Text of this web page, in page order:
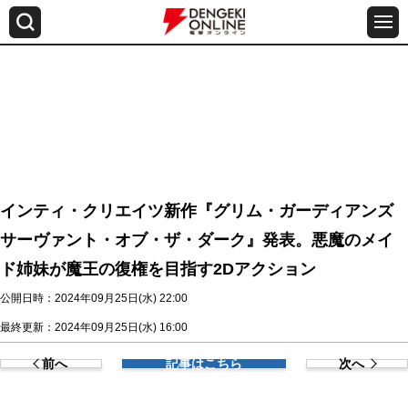
インティ・クリエイツ新作『グリム・ガーディアンズ
サーヴァント・オブ・ザ・ダーク』発表。悪魔のメイ
ド姉妹が魔王の復権を目指す2Dアクション
公開日時：2024年09月25日(水) 22:00
最終更新：2024年09月25日(水) 16:00
前へ 記事はこちら 次へ